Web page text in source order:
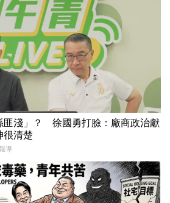
匪淺」？ 徐國勇打臉：廠商政治獻
很清楚
導